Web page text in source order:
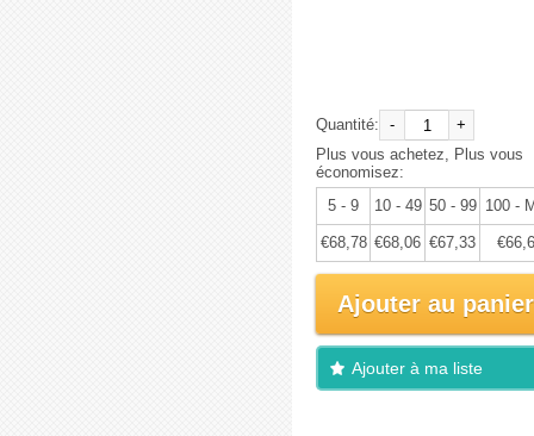
Quantité: -
+
Plus vous achetez, Plus vous
économisez:
5 - 9
10 - 49 50 - 99 100 -
€68,78 €68,06 €67,33
Ajouter au panier
Ajouter à ma liste